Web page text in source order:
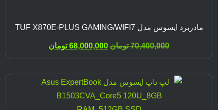
مادربرد ایسوس مدل TUF X870E-PLUS GAMING/WIFI7
70,400,000 تومان 68,000,000 تومان